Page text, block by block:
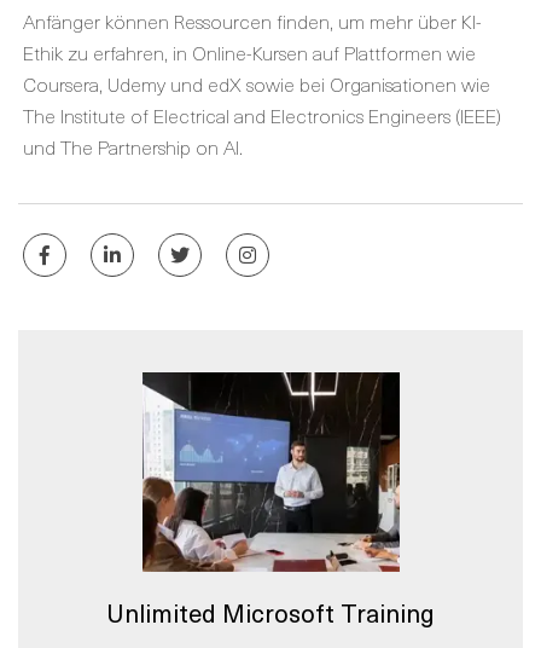
Anfänger können Ressourcen finden, um mehr über KI-
Ethik zu erfahren, in Online-Kursen auf Plattformen wie
Coursera, Udemy und edX sowie bei Organisationen wie
The Institute of Electrical and Electronics Engineers (IEEE)
und The Partnership on AI.
Unlimited Microsoft Training